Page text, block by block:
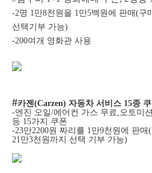
-2명 1만8천원을 1만5백원에 판매(구
선택기부 가능)
-200여개 영화관 사용
#카젠(Carzen) 자동차 서비스 15종
-엔진 오일/에어컨 가스 무료,오토미
등 15가지 쿠폰
-23만2200원 짜리를 1만9천원에 판매
21만3천원까지 선택 기부 가능)